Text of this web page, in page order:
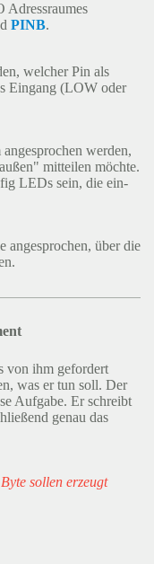
Adressraumes
PINB.
welcher Pin als
Eingang (LOW oder
werden,
mitteilen möchte.
LEDs sein, die ein-
angesprochen, über die
von ihm gefordert
was er tun soll. Der
Aufgabe. Er schreibt
genau das
sollen erzeugt